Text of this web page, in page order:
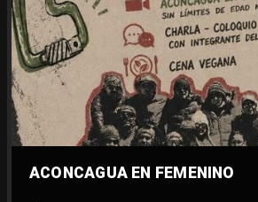
ACONCAGUA EN FEMENINO